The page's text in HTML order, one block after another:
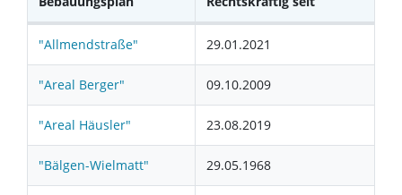
"Allmendstraße" 29.01.2021
"Areal Berger" 09.10.2009
"Areal Häusler" 23.08.2019
"Bälgen-Wielmatt" 29.05.1968